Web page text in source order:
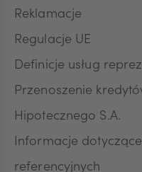
Reklamacje
Regulacje UE
Definicje usług
Przenoszenie
Hipotecznego S.A.
Informacje
referencyjnych